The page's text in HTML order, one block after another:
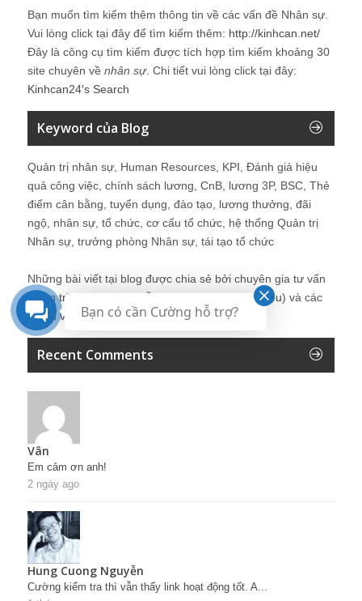
Bạn muốn tìm kiếm thêm thông tin về các vấn đề Nhân sự.
Vui lòng click tại đây để tìm kiếm thêm: http://kinhcan.net/
Đây là công cụ tìm kiếm được tích hợp tìm kiếm khoảng 30
site chuyên về nhân sự. Chi tiết vui lòng click tại đây:
Kinhcan24′s Search
Keyword của Blog
Quản trị nhân sự, Human Resources, KPI, Đánh giá hiệu
quả công việc, chính sách lương, CnB, lương 3P, BSC, Thẻ
điểm cân bằng, tuyển dụng, đào tạo, lương thưởng, đãi
ngộ, nhân sự, tổ chức, cơ cấu tổ chức, hệ thống Quản trị
Nhân sự, trưởng phòng Nhân sự, tái tạo tổ chức
Những bài viết tại blog được chia sẻ bởi chuyên gia tư vấn
Quản trị Nhân sự Nguyễn Hùng Cường (giới thiệu) và các
thành viên khác trong cộng đồng Nhân sự.
Recent Comments
Vân
Em cảm ơn anh!
2 ngày ago
Hung Cuong Nguyễn
Cường kiểm tra thì vẫn thấy link hoạt động tốt. A...
Bạn có cần Cường hỗ trợ?